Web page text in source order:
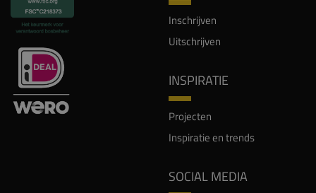
Inschrijven
Uitschrijven
INSPIRATIE
Projecten
Inspiratie en trends
SOCIAL MEDIA